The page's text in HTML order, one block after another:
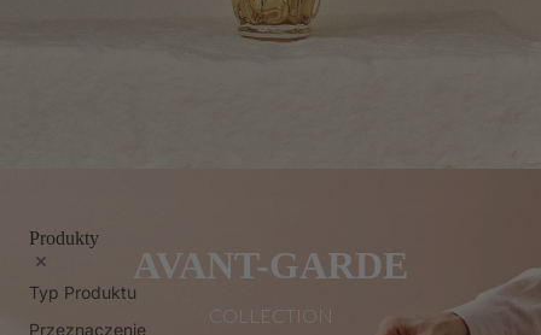
Produkty
Typ Produktu
Przeznaczenie
AVANT-GARDE
COLLECTION